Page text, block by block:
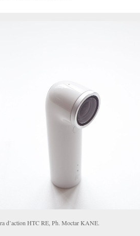
d’action HTC RE, Ph. Moctar KANE.